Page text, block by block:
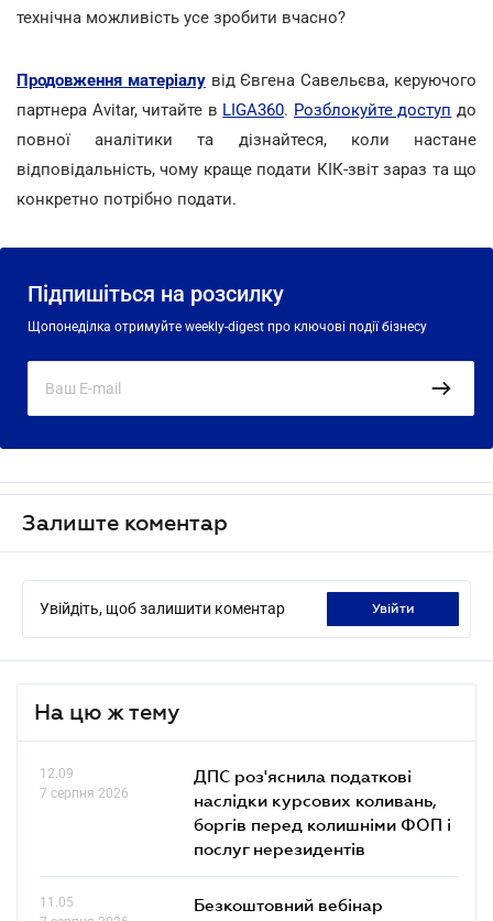
технічна можливість усе зробити вчасно?
Продовження матеріалувід Євгена Савельєва, керуючого
партнера Avitar, читайте в LIGA360. Розблокуйте доступ до
повної аналітики
та дізнайтеся, коли настане
відповідальність, чому краще подати КІК-звіт зараз та що
конкретно потрібно подати.
Підпишіться на розсилку
Щопонеділка отримуйте weekly-digest про ключові події бізнесу
Залиште коментар
Увійдіть, щоб залишити коментар увійти
На цю ж тему
12.09
7 серпня 2026
ДПС роз'яснила податкові
наслідки курсових коливань,
боргів перед колишніми ФОП і
послуг нерезидентів
11.05
Безкоштовний вебінар